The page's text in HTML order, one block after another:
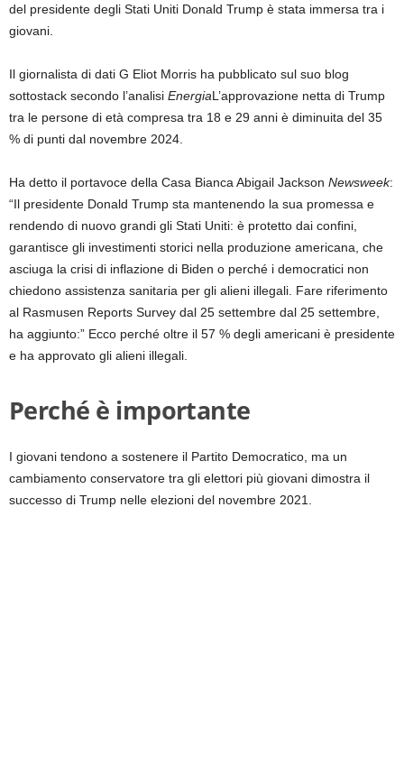
del presidente degli Stati Uniti Donald Trump è stata immersa tra i
giovani.
Il giornalista di dati G Eliot Morris ha pubblicato sul suo blog
sottostack secondo l’analisi EnergiaL’approvazione netta di Trump
tra le persone di età compresa tra 18 e 29 anni è diminuita del 35
% di punti dal novembre 2024.
Ha detto il portavoce della Casa Bianca Abigail Jackson Newsweek:
“Il presidente Donald Trump sta mantenendo la sua promessa e
rendendo di nuovo grandi gli Stati Uniti: è protetto dai confini,
garantisce gli investimenti storici nella produzione americana, che
asciuga la crisi di inflazione di Biden o perché i democratici non
chiedono assistenza sanitaria per gli alieni illegali. Fare riferimento
al Rasmusen Reports Survey dal 25 settembre dal 25 settembre,
ha aggiunto:” Ecco perché oltre il 57 % degli americani è presidente
e ha approvato gli alieni illegali.
Perché è importante
I giovani tendono a sostenere il Partito Democratico, ma un
cambiamento conservatore tra gli elettori più giovani dimostra il
successo di Trump nelle elezioni del novembre 2021.